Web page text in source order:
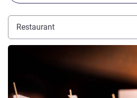
Restaurant
Meer informatie